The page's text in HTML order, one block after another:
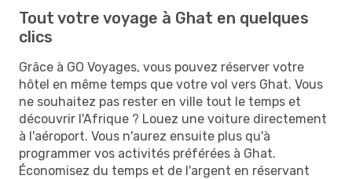
Tout votre voyage à Ghat en quelques
clics
Grâce à GO Voyages, vous pouvez réserver votre
hôtel en même temps que votre vol vers Ghat. Vous
ne souhaitez pas rester en ville tout le temps et
découvrir l'Afrique ? Louez une voiture directement
à l'aéroport. Vous n'aurez ensuite plus qu'à
programmer vos activités préférées à Ghat.
Économisez du temps et de l'argent en réservant